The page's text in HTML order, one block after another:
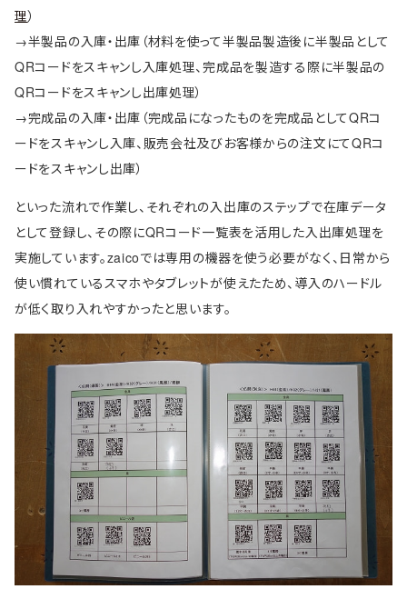
理）
→半製品の入庫・出庫（材料を使って半製品製造後に半製品として
QRコードをスキャンし入庫処理、完成品を製造する際に半製品の
QRコードをスキャンし出庫処理）
→完成品の入庫・出庫（完成品になったものを完成品としてQRコ
ードをスキャンし入庫、販売会社及びお客様からの注文にてQRコ
ードをスキャンし出庫）
といった流れで作業し、それぞれの入出庫のステップで在庫データ
として登録し、その際にQRコード一覧表を活用した入出庫処理を
実施しています。zaicoでは専用の機器を使う必要がなく、日常から
使い慣れているスマホやタブレットが使えたため、導入のハードル
が低く取り入れやすかったと思います。